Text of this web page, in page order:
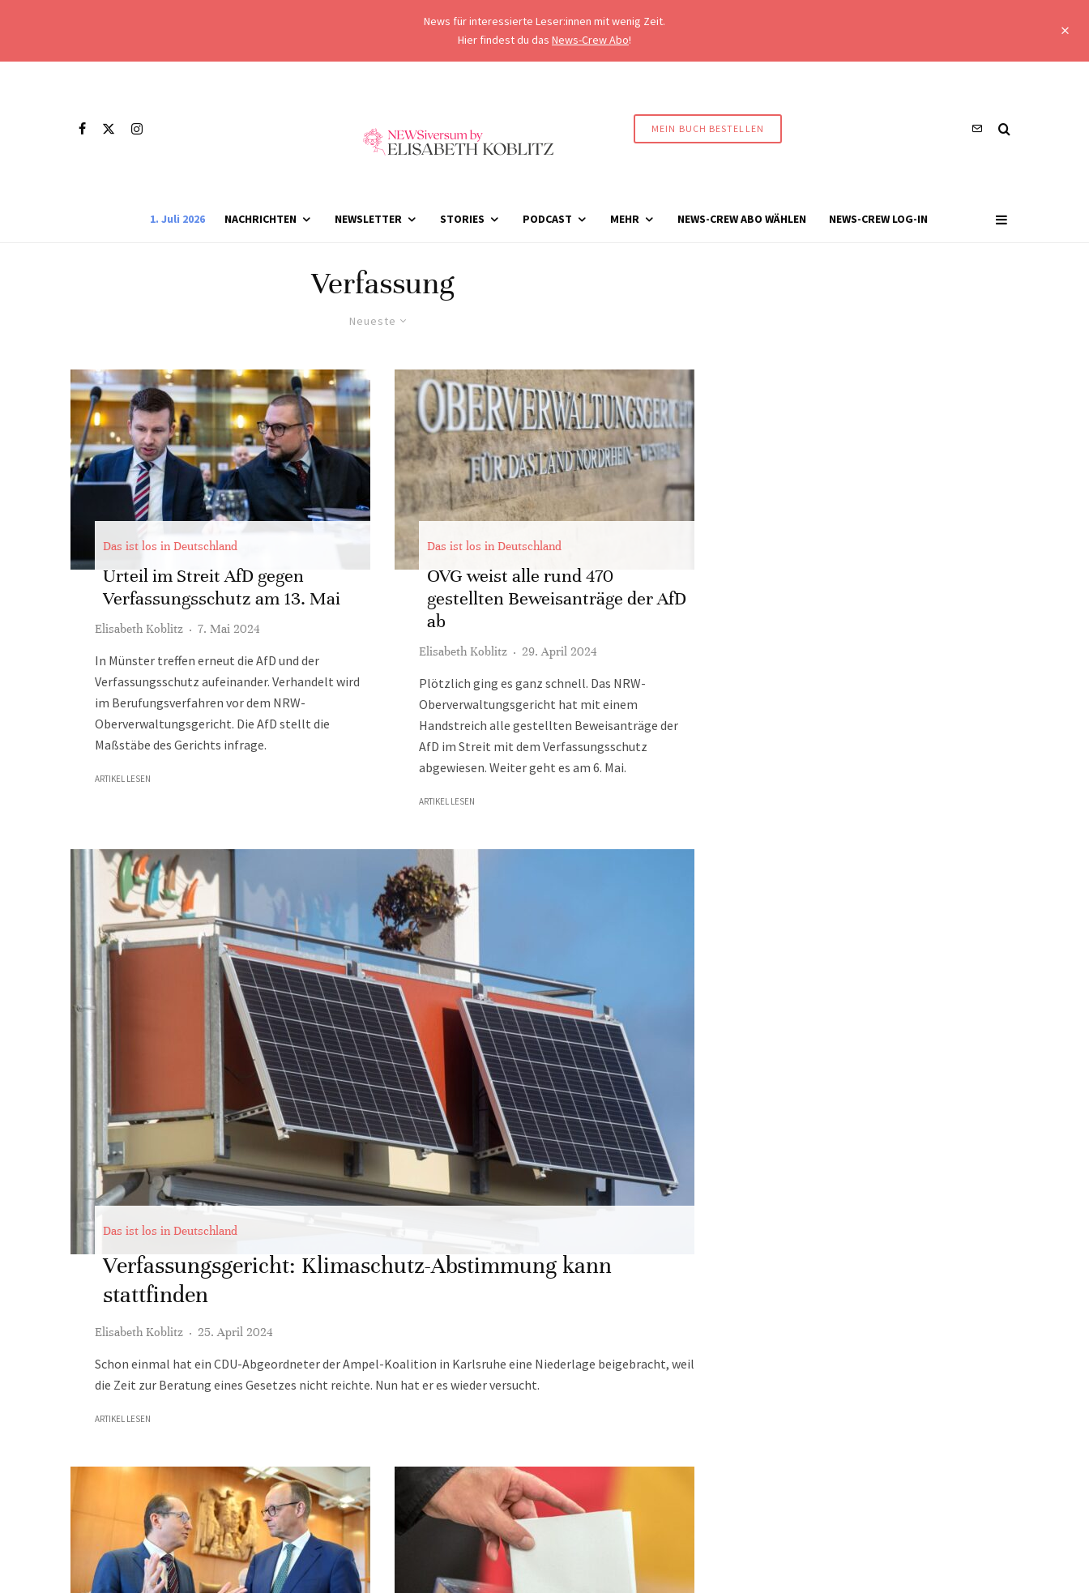
News für interessierte Leser:innen mit wenig Zeit.
Hier findest du das News-Crew Abo!
MEIN BUCH BESTELLEN
1. Juli 2026 NACHRICHTEN NEWSLETTER STORIES PODCAST MEHR NEWS-CREW ABO WÄHLEN NEWS-CREW LOG-IN
Verfassung
Neueste
Das ist los in Deutschland
Urteil im Streit AfD gegen
Verfassungsschutz am 13. Mai
Elisabeth Koblitz · 7. Mai 2024
In Münster treffen erneut die AfD und der
Verfassungsschutz aufeinander. Verhandelt wird
im Berufungsverfahren vor dem NRW-
Oberverwaltungsgericht. Die AfD stellt die
Maßstäbe des Gerichts infrage.
ARTIKEL LESEN
Das ist los in Deutschland
OVG weist alle rund 470
gestellten Beweisanträge der AfD
ab
Elisabeth Koblitz · 29. April 2024
Plötzlich ging es ganz schnell. Das NRW-
Oberverwaltungsgericht hat mit einem
Handstreich alle gestellten Beweisanträge der
AfD im Streit mit dem Verfassungsschutz
abgewiesen. Weiter geht es am 6. Mai.
ARTIKEL LESEN
Das ist los in Deutschland
Verfassungsgericht: Klimaschutz-Abstimmung kann
stattfinden
Elisabeth Koblitz · 25. April 2024
Schon einmal hat ein CDU-Abgeordneter der Ampel-Koalition in Karlsruhe eine Niederlage beigebracht, weil
die Zeit zur Beratung eines Gesetzes nicht reichte. Nun hat er es wieder versucht.
ARTIKEL LESEN